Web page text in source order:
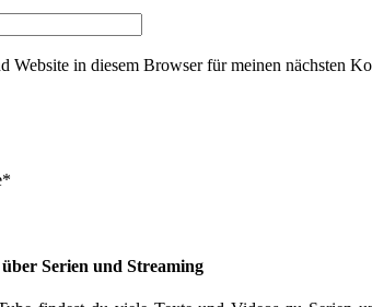
Website in diesem Browser für meinen nächsten
*
Serien und Streaming